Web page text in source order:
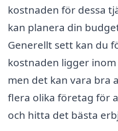
kostnaden för dessa
kan planera din
Generellt sett kan du
kostnaden ligger
men det kan vara bra
flera olika företag för
och hitta det bästa